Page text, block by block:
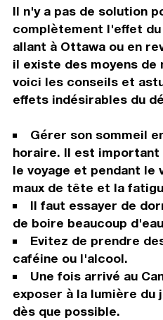
Il n'y a pas de solution
complètement l'effet
allant à Ottawa ou en
il existe des moyens
voici les conseils et
effets indésirables du
Gérer son sommeil
horaire. Il est important
le voyage et pendant le
maux de tête et la
Il faut essayer de
de boire beaucoup
Evitez de prendre
caféine ou l'alcool.
Une fois arrivé au
exposer à la lumière
dès que possible.